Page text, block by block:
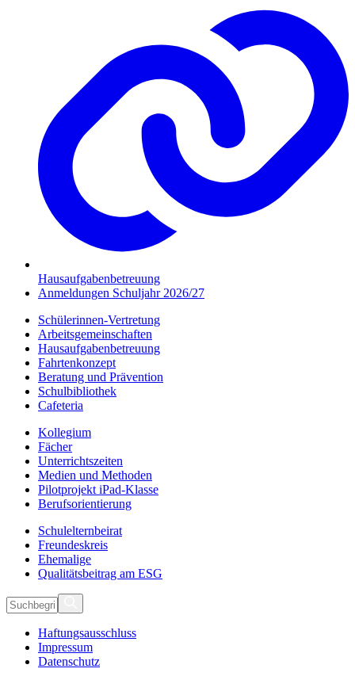
Hausaufgabenbetreuung
Anmeldungen Schuljahr 2026/27
Schülerinnen-Vertretung
Arbeitsgemeinschaften
Hausaufgabenbetreuung
Fahrtenkonzept
Beratung und Prävention
Schulbibliothek
Cafeteria
Kollegium
Fächer
Unterrichtszeiten
Medien und Methoden
Pilotprojekt iPad-Klasse
Berufsorientierung
Schulelternbeirat
Freundeskreis
Ehemalige
Qualitätsbeitrag am ESG
Haftungsausschluss
Impressum
Datenschutz